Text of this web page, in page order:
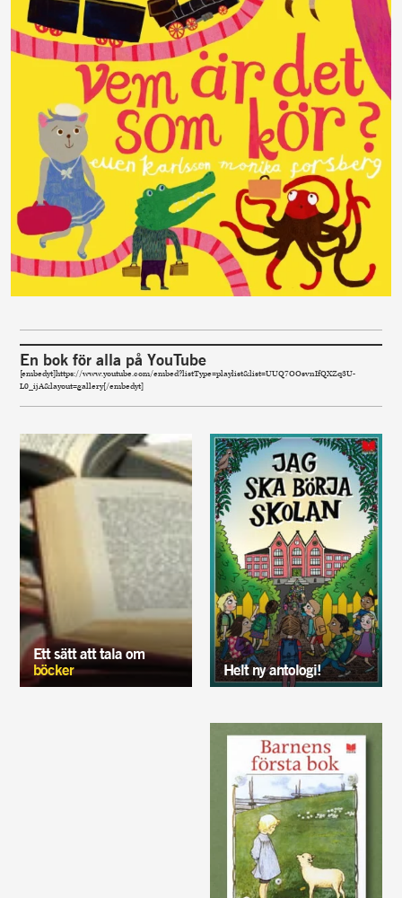
En bok för alla på YouTube
[embedyt]https://www.youtube.com/embed?listType=playlist&list=UUQ7OOsvnIfQXZq3U-
L0_ijA&layout=gallery[/embedyt]
Ett sätt att tala om
böcker
Helt ny antologi!